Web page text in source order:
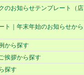
のお知らせテンプレート（店
ト｜年末年始のお知らせから
から探す
挨拶から探す
探す